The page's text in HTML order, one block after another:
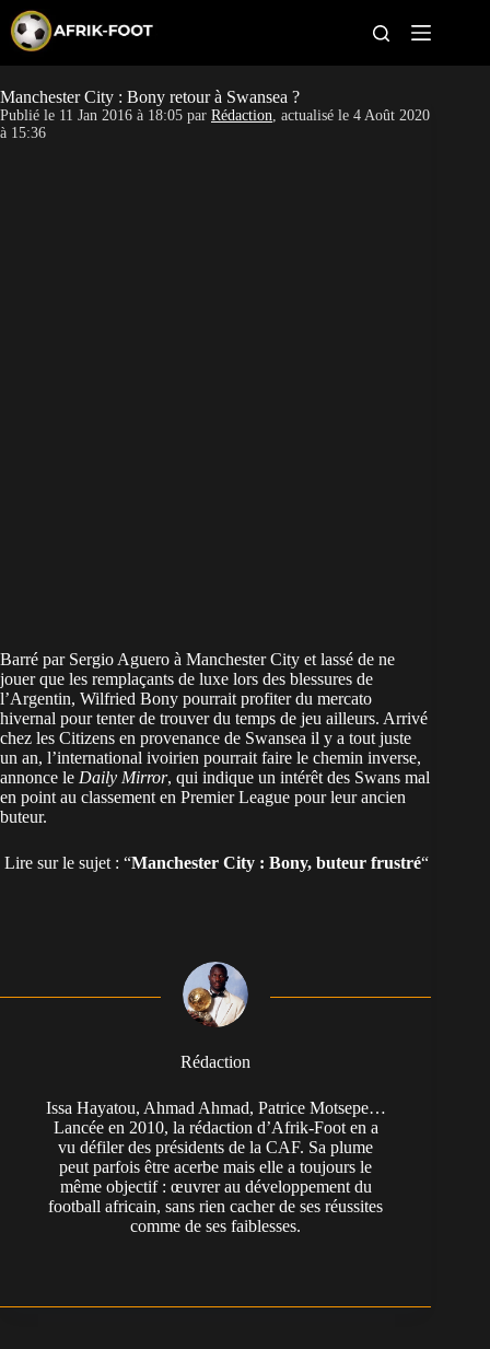
p
t
o
c
CAN féminine
Manchester City : Bony retour à Swansea ?
Publié le 11 Jan 2016 à 18:05 par Rédaction, actualisé le 4 Août 2020
à 15:36
Barré par Sergio Aguero à Manchester City et lassé de ne
jouer que les remplaçants de luxe lors des blessures de
l’Argentin, Wilfried Bony pourrait profiter du mercato
hivernal pour tenter de trouver du temps de jeu ailleurs. Arrivé
chez les Citizens en provenance de Swansea il y a tout juste
un an, l’international ivoirien pourrait faire le chemin inverse,
annonce le Daily Mirror, qui indique un intérêt des Swans mal
en point au classement en Premier League pour leur ancien
buteur.
Lire sur le sujet : “Manchester City : Bony, buteur frustré“
Rédaction
Issa Hayatou, Ahmad Ahmad, Patrice Motsepe…
Lancée en 2010, la rédaction d’Afrik-Foot en a
vu défiler des présidents de la CAF. Sa plume
peut parfois être acerbe mais elle a toujours le
même objectif : œuvrer au développement du
football africain, sans rien cacher de ses réussites
comme de ses faiblesses.